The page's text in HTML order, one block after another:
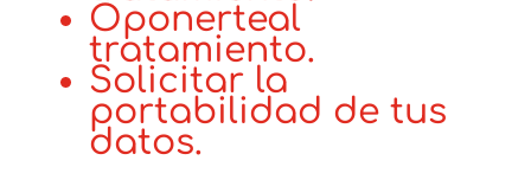
Oponerteal
tratamiento.
Solicitar la
portabilidad de tus
datos.